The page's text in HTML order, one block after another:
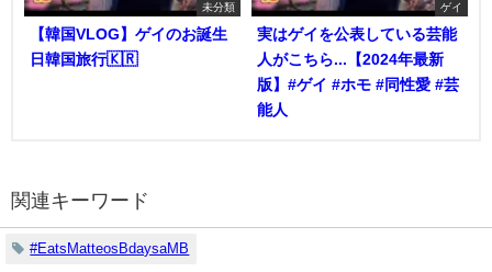
未分類
【韓国VLOG】ゲイのお誕生
日韓国旅行🇰🇷
ゲイ
実はゲイを公表している芸能
人がこちら...【2024年最新
版】#ゲイ #ホモ #同性愛 #芸
能人
関連キーワード
#EatsMatteosBdaysaMB